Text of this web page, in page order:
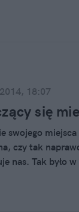
18:07
się
swojego
czy tak
nas. Tak było